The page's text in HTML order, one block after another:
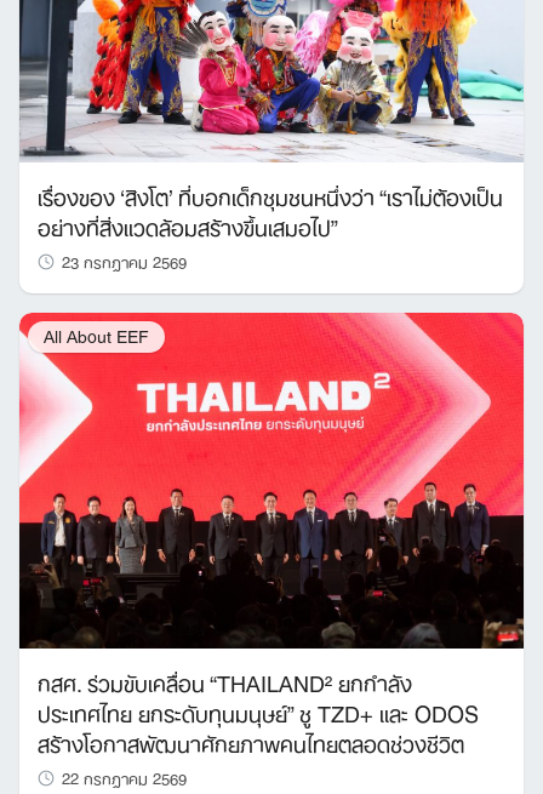
เรื่องของ ‘สิงโต’ ที่บอกเด็กชุมชนหนึ่งว่า “เราไม่ต้องเป็น
อย่างที่สิ่งแวดล้อมสร้างขึ้นเสมอไป”
23 กรกฎาคม 2569
All About EEF
กสศ. ร่วมขับเคลื่อน “THAILAND² ยกกำลัง
ประเทศไทย ยกระดับทุนมนุษย์” ชู TZD+ และ ODOS
สร้างโอกาสพัฒนาศักยภาพคนไทยตลอดช่วงชีวิต
22 กรกฎาคม 2569